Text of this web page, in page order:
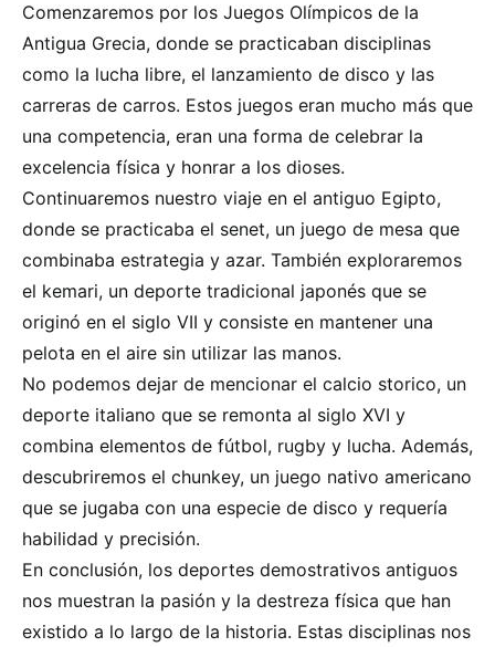
Comenzaremos por los Juegos Olímpicos de la
Antigua Grecia, donde se practicaban disciplinas
como la lucha libre, el lanzamiento de disco y las
carreras de carros. Estos juegos eran mucho más que
una competencia, eran una forma de celebrar la
excelencia física y honrar a los dioses.
Continuaremos nuestro viaje en el antiguo Egipto,
donde se practicaba el senet, un juego de mesa que
combinaba estrategia y azar. También exploraremos
el kemari, un deporte tradicional japonés que se
originó en el siglo VII y consiste en mantener una
pelota en el aire sin utilizar las manos.
No podemos dejar de mencionar el calcio storico, un
deporte italiano que se remonta al siglo XVI y
combina elementos de fútbol, rugby y lucha. Además,
descubriremos el chunkey, un juego nativo americano
que se jugaba con una especie de disco y requería
habilidad y precisión.
En conclusión, los deportes demostrativos antiguos
nos muestran la pasión y la destreza física que han
existido a lo largo de la historia. Estas disciplinas nos